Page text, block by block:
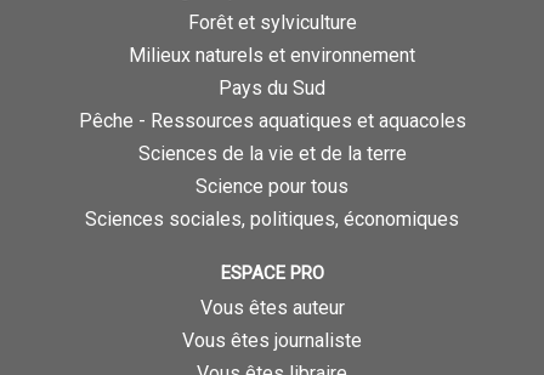
Forêt et sylviculture
Milieux naturels et environnement
Pays du Sud
Pêche - Ressources aquatiques et aquacoles
Sciences de la vie et de la terre
Science pour tous
Sciences sociales, politiques, économiques
ESPACE PRO
Vous êtes auteur
Vous êtes journaliste